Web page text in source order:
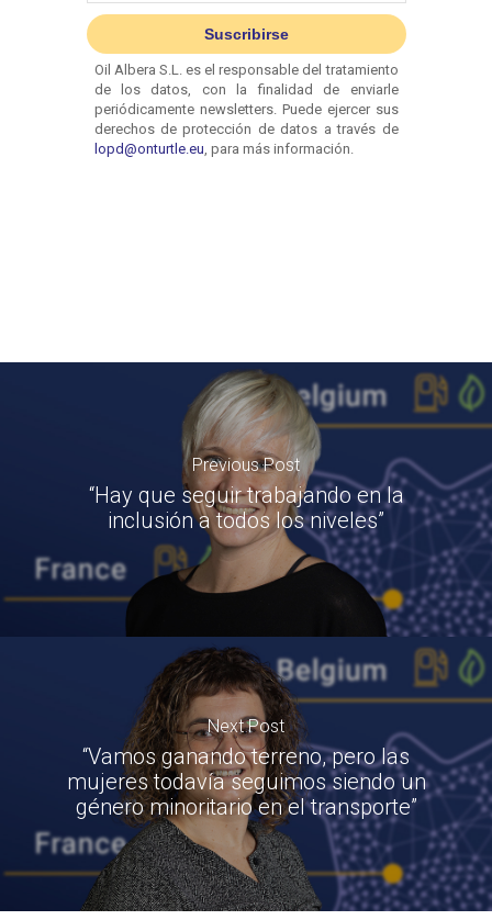
Previous Post
“Hay que seguir trabajando en la
inclusión a todos los niveles”
Next Post
“Vamos ganando terreno, pero las
mujeres todavía seguimos siendo un
género minoritario en el transporte”